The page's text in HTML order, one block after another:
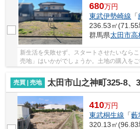
680万円
東武伊勢崎線 「
236.53㎡(71.55
群馬県太田市高
新生活を失敗せず、スタートさせたいなら
売地」はいかがでしょうか。土地の購入を
なっています。15メートル以上の土地と接
売買 | 売地
太田市山之神町325-8
410万円
東武桐生線 「藪
320.13㎡(96.83